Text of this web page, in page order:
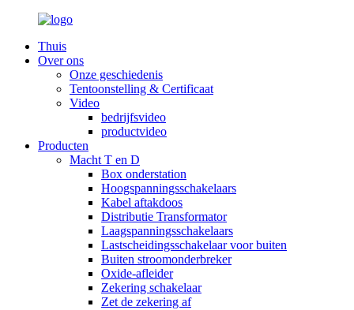
Thuis
Over ons
Onze geschiedenis
Tentoonstelling & Certificaat
Video
bedrijfsvideo
productvideo
Producten
Macht T en D
Box onderstation
Hoogspanningsschakelaars
Kabel aftakdoos
Distributie Transformator
Laagspanningsschakelaars
Lastscheidingsschakelaar voor buiten
Buiten stroomonderbreker
Oxide-afleider
Zekering schakelaar
Zet de zekering af